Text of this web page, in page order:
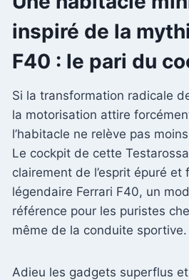
inspiré de la
F40 : le pari du
Si la transformation radicale
la motorisation attire
l’habitacle ne relève pas
Le cockpit de cette
clairement de l’esprit épuré et
légendaire Ferrari F40, un
référence pour les puristes
même de la conduite sportive.
Adieu les gadgets superflus